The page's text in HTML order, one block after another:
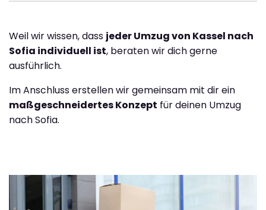
Weil wir wissen, dass jeder Umzug von Kassel nach
Sofia individuell ist, beraten wir dich gerne
ausführlich.
Im Anschluss erstellen wir gemeinsam mit dir ein
maßgeschneidertes Konzept für deinen Umzug
nach Sofia.